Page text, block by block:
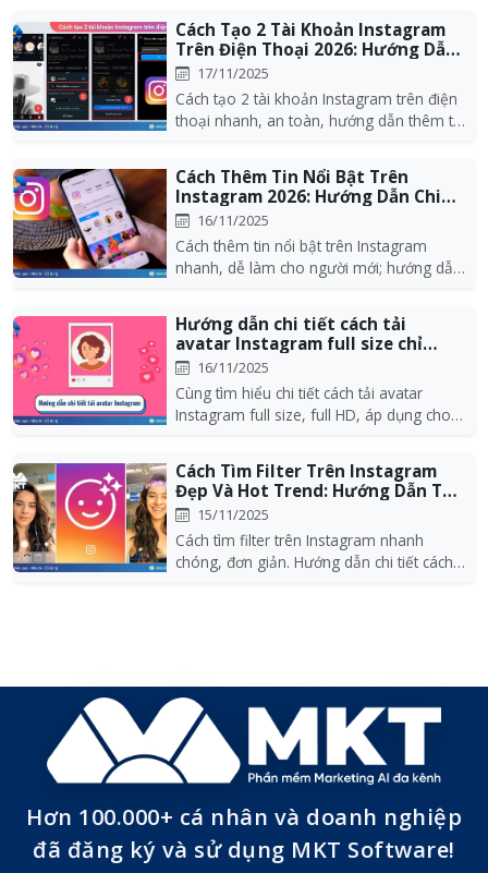
Cách Tạo 2 Tài Khoản Instagram
Trên Điện Thoại 2026: Hướng Dẫn
Đầy Đủ...
17/11/2025
Cách tạo 2 tài khoản Instagram trên điện
thoại nhanh, an toàn, hướng dẫn thêm tài
Cách Thêm Tin Nổi Bật Trên
Instagram 2026: Hướng Dẫn Chi
Tiết Cho Ngườ...
16/11/2025
Cách thêm tin nổi bật trên Instagram
nhanh, dễ làm cho người mới; hướng dẫn
Hướng dẫn chi tiết cách tải
avatar Instagram full size chỉ
trong 15 gi...
16/11/2025
Cùng tìm hiểu chi tiết cách tải avatar
Instagram full size, full HD, áp dụng cho
Cách Tìm Filter Trên Instagram
Đẹp Và Hot Trend: Hướng Dẫn Từ
A-Z15/11/2025
Cách tìm filter trên Instagram nhanh
chóng, đơn giản. Hướng dẫn chi tiết cách
Hơn 100.000+ cá nhân và doanh nghiệp
đã đăng ký và sử dụng MKT Software!